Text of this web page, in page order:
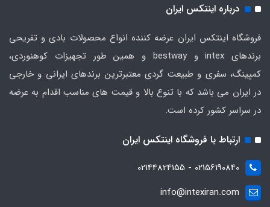
درباره اینتکس ایران
فروشگاه اینتکس ایران عرضه کننده انواع محصولات بادی و تفریحی
برندهای intex و bestway و همین طور تجهیزات کوهنوردی،
کمپینگ، سفری و طبیعت گردی معتبرترین برندهای ایرانی و خارجی
در ایران می باشد که با تنوع بالا و قیمت های مناسب اقدام به عرضه
در سراسر کشور کرده است.
ارتباط با فروشگاه اینتکس ایران
02156190840 - 02144824155
info@intexiran.com